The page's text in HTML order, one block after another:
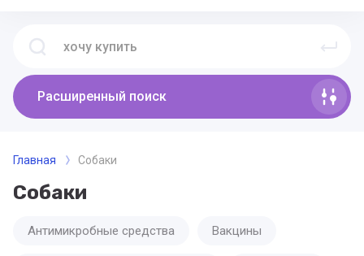
Расширенный поиск
Главная Собаки
Собаки
Антимикробные средства Вакцины